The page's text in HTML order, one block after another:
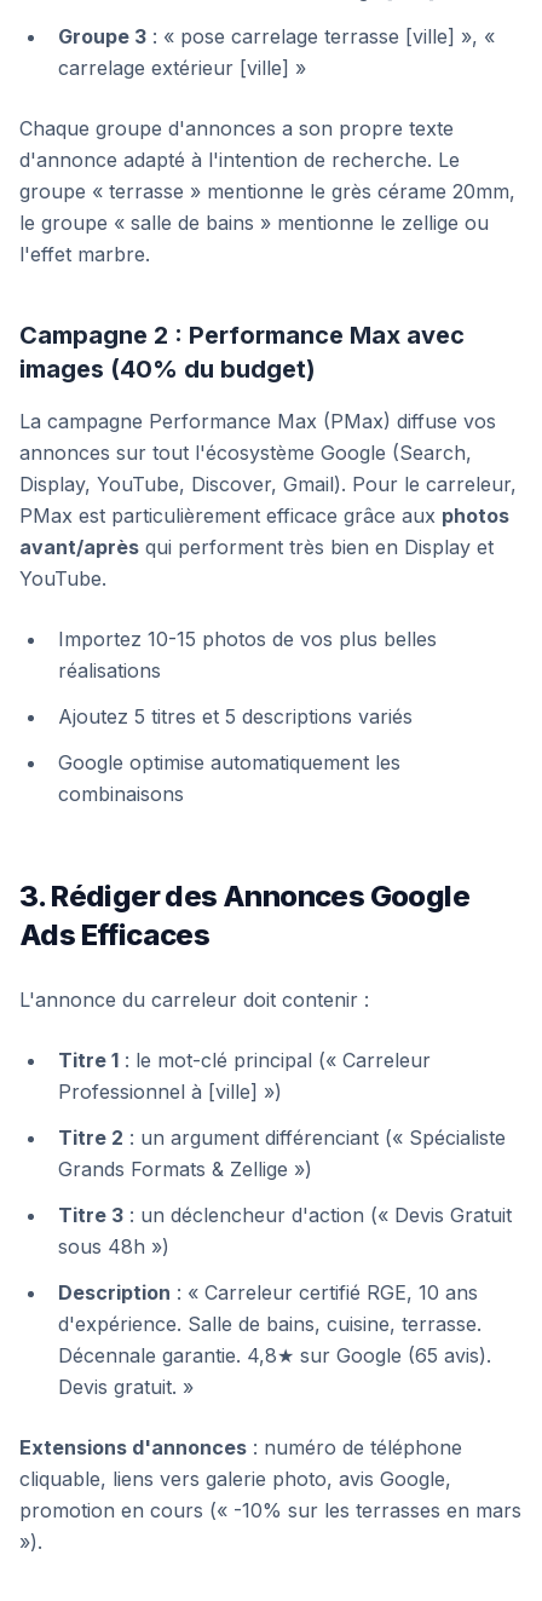
Groupe 3 : « pose carrelage terrasse [ville] », «
carrelage extérieur [ville] »
Chaque groupe d'annonces a son propre texte
d'annonce adapté à l'intention de recherche. Le
groupe « terrasse » mentionne le grès cérame 20mm,
le groupe « salle de bains » mentionne le zellige ou
l'effet marbre.
Campagne 2 : Performance Max avec
images (40% du budget)
La campagne Performance Max (PMax) diffuse vos
annonces sur tout l'écosystème Google (Search,
Display, YouTube, Discover, Gmail). Pour le carreleur,
PMax est particulièrement efficace grâce aux photos
avant/après qui performent très bien en Display et
YouTube.
Importez 10-15 photos de vos plus belles
réalisations
Ajoutez 5 titres et 5 descriptions variés
Google optimise automatiquement les
combinaisons
3. Rédiger des Annonces Google
Ads Efficaces
L'annonce du carreleur doit contenir :
Titre 1 : le mot-clé principal (« Carreleur
Professionnel à [ville] »)
Titre 2 : un argument différenciant (« Spécialiste
Grands Formats & Zellige »)
Titre 3 : un déclencheur d'action (« Devis Gratuit
sous 48h »)
Description : « Carreleur certifié RGE, 10 ans
d'expérience. Salle de bains, cuisine, terrasse.
Décennale garantie. 4,8★ sur Google (65 avis).
Devis gratuit. »
Extensions d'annonces : numéro de téléphone
cliquable, liens vers galerie photo, avis Google,
promotion en cours (« -10% sur les terrasses en mars
»).